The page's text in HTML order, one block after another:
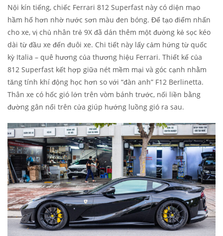
Nội kín tiếng, chiếc Ferrari 812 Superfast này có diện mạo
hầm hố hơn nhờ nước sơn màu đen bóng. Để tạo điểm nhấn
cho xe, vị chủ nhân trẻ 9X đã dán thêm một đường kẻ sọc kéo
dài từ đầu xe đến đuôi xe. Chi tiết này lấy cảm hứng từ quốc
kỳ Italia – quê hương của thương hiệu Ferrari. Thiết kế của
812 Superfast kết hợp giữa nét mềm mại và góc cạnh nhằm
tăng tính khí động học hơn so với “đàn anh” F12 Berlinetta.
Thân xe có hốc gió lớn trên vòm bánh trước, nối liền bằng
đường gân nổi trên cửa giúp hướng luồng gió ra sau.